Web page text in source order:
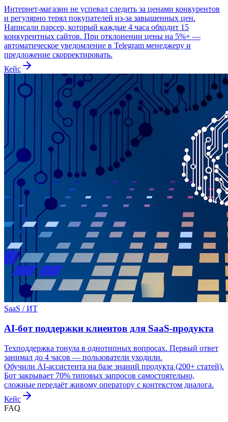
Интернет-магазин не успевал следить за ценами конкурентов
и регулярно терял покупателей из-за завышенных цен.
Написали парсер, который каждые 4 часа обходит 15
конкурентных сайтов. При отклонении цены на 5%+ —
автоматическое уведомление в Telegram менеджеру и
предложение скорректировать.
Кейс
SaaS / ИТ
AI-бот поддержки клиентов для SaaS-продукта
Техподдержка тонула в однотипных вопросах. Первый ответ
занимал до 4 часов — пользователи уходили.
Обучили AI-ассистента на базе знаний продукта (200+ статей).
Бот закрывает 70% типовых запросов самостоятельно,
сложные передаёт живому оператору с контекстом диалога.
Кейс
FAQ